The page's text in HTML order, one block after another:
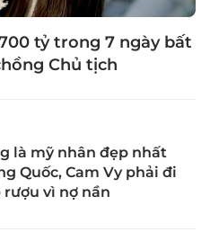
tỷ trong 7 ngày bất
Chủ tịch
là mỹ nhân đẹp nhất
Quốc, Cam Vy phải đi
vì nợ nần